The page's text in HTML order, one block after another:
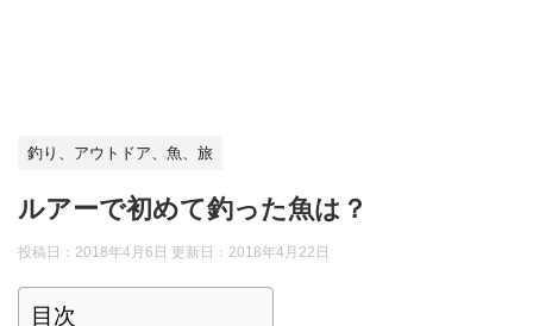
釣り、アウトドア、魚、旅
ルアーで初めて釣った魚は？
投稿日：2018年4月6日 更新日： 2018年4月22日
目次